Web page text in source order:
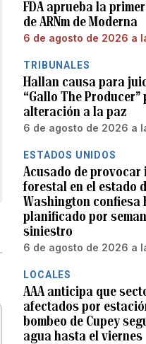
FDA aprueba la
de ARNm de Moderna
6 de agosto de 2026 a
TRIBUNALES
Hallan causa para
“Gallo The Producer”
alteración a la paz
6 de agosto de 2026 a
ESTADOS UNIDOS
Acusado de provocar
forestal en el estado
Washington confiesa
planificado por
siniestro
6 de agosto de 2026 a
LOCALES
AAA anticipa que
afectados por
bombeo de Cupey
agua hasta el viernes